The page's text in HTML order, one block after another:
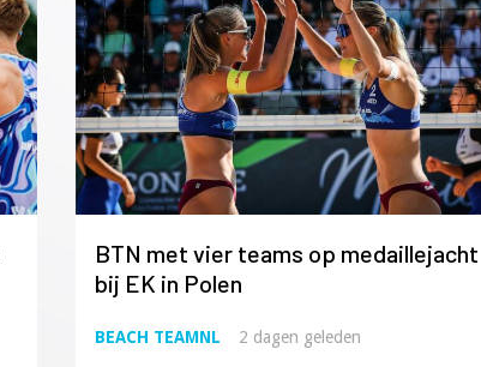
BTN met vier teams op medaillejacht
bij EK in Polen
BEACH TEAMNL 2 dagen geleden